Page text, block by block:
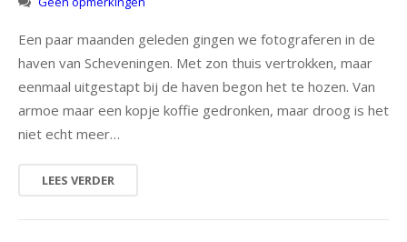
Een paar maanden geleden gingen we fotograferen in de
haven van Scheveningen. Met zon thuis vertrokken, maar
eenmaal uitgestapt bij de haven begon het te hozen. Van
armoe maar een kopje koffie gedronken, maar droog is het
niet echt meer…
LEES VERDER